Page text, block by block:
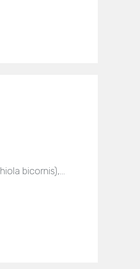
bicornis),…